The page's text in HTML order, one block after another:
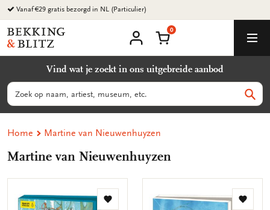
Ga
naar
content
Vanaf €29 gratis bezorgd in NL (Particulier)
Bekking
&
B.V.
account
Winkelmand
0
Vind wat je zoekt in ons uitgebreide aanbod
Zoeken
Home Martine van Nieuwenhuyzen
Martine van Nieuwenhuyzen
Toevoegen